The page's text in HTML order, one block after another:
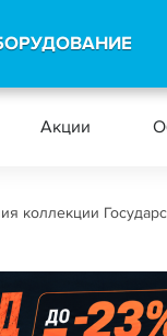
Акции
коллекции